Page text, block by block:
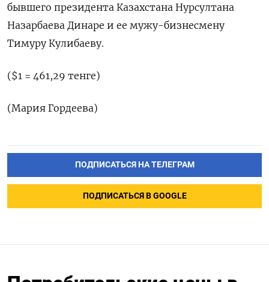
бывшего президента Казахстана Нурсултана
Назарбаева Динаре и ее мужу-бизнесмену
Тимуру Кулибаеву.
($1 = 461,29 тенге)
(Мария Гордеева)
ПОДПИСАТЬСЯ НА ТЕЛЕГРАМ
ПОДПИСАТЬСЯ В GOOGLE